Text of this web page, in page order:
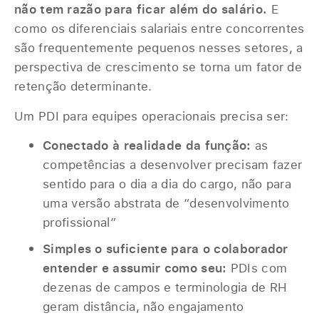
não tem razão para ficar além do salário. E
como os diferenciais salariais entre concorrentes
são frequentemente pequenos nesses setores, a
perspectiva de crescimento se torna um fator de
retenção determinante.
Um PDI para equipes operacionais precisa ser:
Conectado à realidade da função: as
competências a desenvolver precisam fazer
sentido para o dia a dia do cargo, não para
uma versão abstrata de “desenvolvimento
profissional”
Simples o suficiente para o colaborador
entender e assumir como seu: PDIs com
dezenas de campos e terminologia de RH
geram distância, não engajamento